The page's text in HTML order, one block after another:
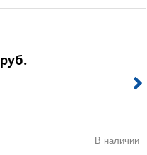
руб.
В наличии